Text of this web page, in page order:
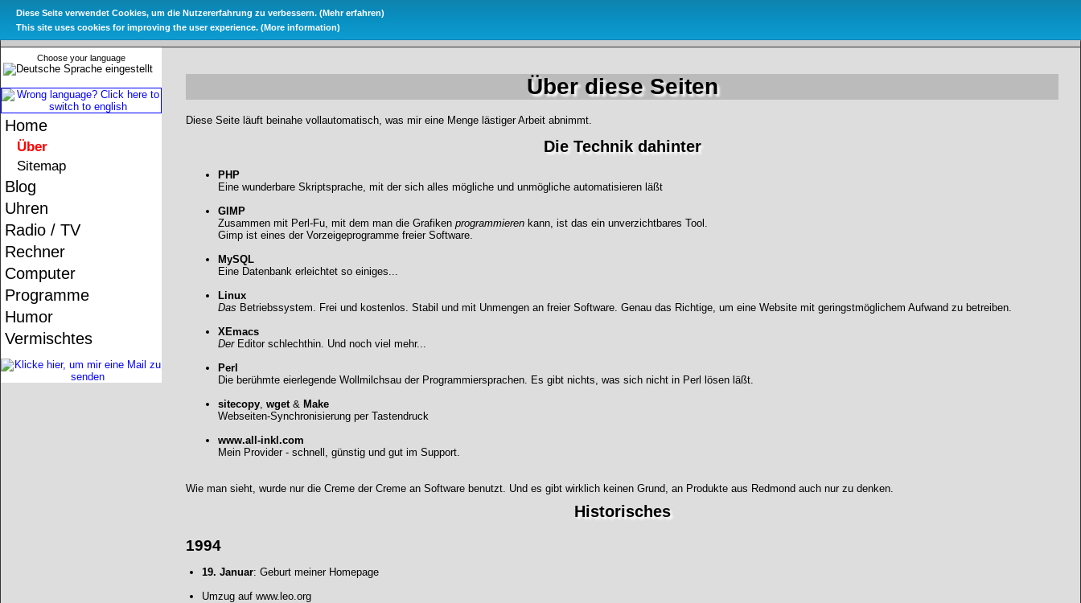
Das Metatechnische Kabinett
Choose your language
Home
Über
Sitemap
Blog
Uhren
Radio / TV
Rechner
Computer
Programme
Humor
Vermischtes
Über diese Seiten
Diese Seite läuft beinahe vollautomatisch, was mir eine Menge lästiger Arbeit abnimmt.
Die Technik dahinter
PHP
Eine wunderbare Skriptsprache, mit der sich alles mögliche und unmögliche automatisieren läßt
GIMP
Zusammen mit Perl-Fu, mit dem man die Grafiken programmieren kann, ist das ein unverzichtbares Tool.
Gimp ist eines der Vorzeigeprogramme freier Software.
MySQL
Eine Datenbank erleichtet so einiges...
Linux
Das Betriebssystem. Frei und kostenlos. Stabil und mit Unmengen an freier Software. Genau das Richtige, um eine Website mit geringstmöglichem Aufwand zu betreiben.
XEmacs
DerEditor schlechthin. Und noch viel mehr...
Perl
Die berühmte eierlegende Wollmilchsau der Programmiersprachen. Es gibt nichts, was sich nicht in Perl lösen läßt.
sitecopy, wget& Make
Webseiten-Synchronisierung per Tastendruck
www.all-inkl.com
Mein Provider - schnell, günstig und gut im Support.
Wie man sieht, wurde nur die Creme der Creme an Software benutzt. Und es gibt wirklich keinen Grund, an Produkte aus Redmond auch nur zu denken.
Historisches
1994
19. Januar: Geburt meiner Homepage
Umzug auf www.leo.org
Diese Seite verwendet Cookies, um die Nutzererfahrung zu verbessern. (Mehr erfahren)
This site uses cookies for improving the user experience. (More information)